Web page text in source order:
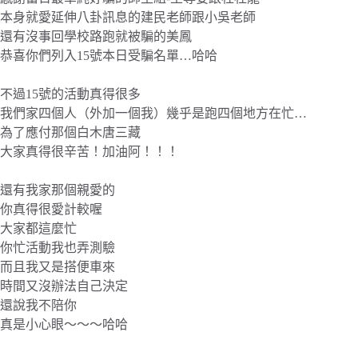
本身就愛延伸八卦訊息的建民老師跟小吳老師
還有沒事回學校路跑就被騙的美鳳
恭喜你們列入15號本日受騙名單…哈哈
不過15號的活動真得很多
我們家四個人（外加一個我）幾乎是跑四個地方在忙…
為了應付那個白木唐三藏
大家真得很辛苦！加油阿！！！
還有我家那個親愛的
你真得很愛計較喔
大家都這麼忙
你忙活動我也弄測驗
而且我又是搭便車來
時間又沒辦法自己決定
還說我不陪你
真是小心眼～～～哈哈